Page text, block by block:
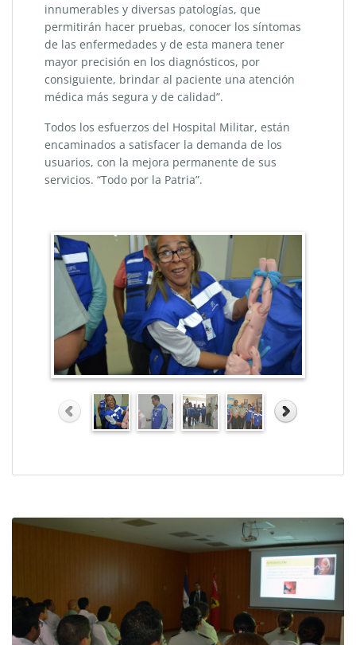
innumerables y diversas patologías, que
permitirán hacer pruebas, conocer los síntomas
de las enfermedades y de esta manera tener
mayor precisión en los diagnósticos, por
consiguiente, brindar al paciente una atención
médica más segura y de calidad”.
Todos los esfuerzos del Hospital Militar, están
encaminados a satisfacer la demanda de los
usuarios, con la mejora permanente de sus
servicios. “Todo por la Patria”.